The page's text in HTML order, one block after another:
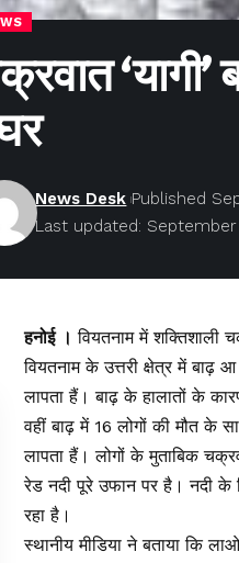
Last updated: September
News Desk Published
हनोई । वियतनाम में शक्तिशाली
वियतनाम के उत्तरी क्षेत्र में
लापता हैं। बाढ़ के हालातों के
वहीं बाढ़ में 16 लोगों की मौत के
लापता हैं। लोगों के मुताबिक
रेड नदी पूरे उफान पर है। नदी के
रहा है।
स्थानीय मीडिया ने बताया कि